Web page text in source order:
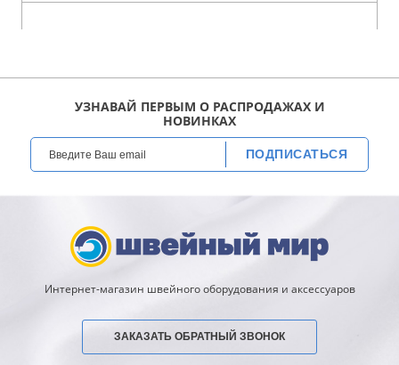
УЗНАВАЙ ПЕРВЫМ О РАСПРОДАЖАХ И
НОВИНКАХ
ПОДПИСАТЬСЯ
Интернет-магазин швейного оборудования и аксессуаров
ЗАКАЗАТЬ ОБРАТНЫЙ ЗВОНОК